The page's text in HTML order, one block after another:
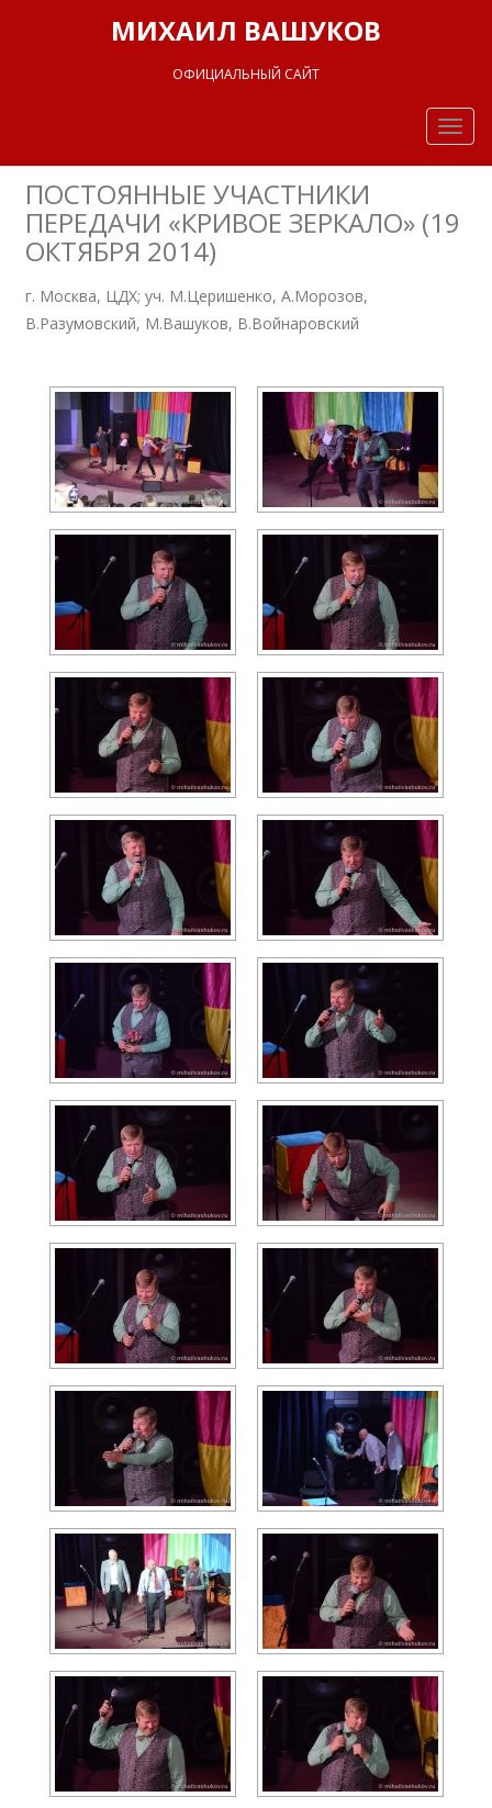
МИХАИЛ ВАШУКОВ
ОФИЦИАЛЬНЫЙ САЙТ
ПОСТОЯННЫЕ УЧАСТНИКИ
ПЕРЕДАЧИ «КРИВОЕ ЗЕРКАЛО» (19
ОКТЯБРЯ 2014)
г. Москва, ЦДХ; уч. М.Церишенко, А.Морозов,
В.Разумовский, М.Вашуков, В.Войнаровский